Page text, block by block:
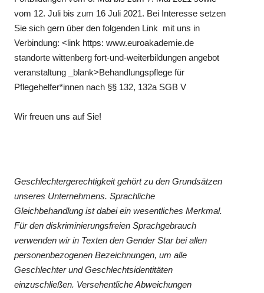
vom 12. Juli bis zum 16 Juli 2021. Bei Interesse setzen
Sie sich gern über den folgenden Link mit uns in
Verbindung: <link https: www.euroakademie.de
standorte wittenberg fort-und-weiterbildungen angebot
veranstaltung _blank>Behandlungspflege für
Pflegehelfer*innen nach §§ 132, 132a SGB V
Wir freuen uns auf Sie!
Geschlechtergerechtigkeit gehört zu den Grundsätzen
unseres Unternehmens. Sprachliche
Gleichbehandlung ist dabei ein wesentliches Merkmal.
Für den diskriminierungsfreien Sprachgebrauch
verwenden wir in Texten den Gender Star bei allen
personenbezogenen Bezeichnungen, um alle
Geschlechter und Geschlechtsidentitäten
einzuschließen. Versehentliche Abweichungen